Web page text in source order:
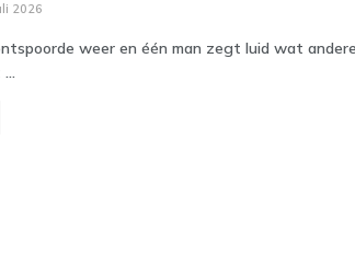
2026
weer en één man zegt luid wat